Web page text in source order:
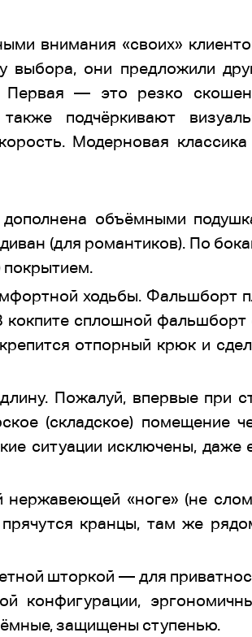
внимания «своих»
выбора, они предложили
Первая — это резко
подчёркивают
Модерновая классика
объёмными
(для романтиков). По
покрытием.
ходьбы. Фальшборт
кокпите сплошной
отпорный крюк и
Пожалуй, впервые при
(складское) помещение
ситуации исключены, даже
«ноге» (не
кранцы, там же
шторкой — для
конфигурации,
защищены ступенью.